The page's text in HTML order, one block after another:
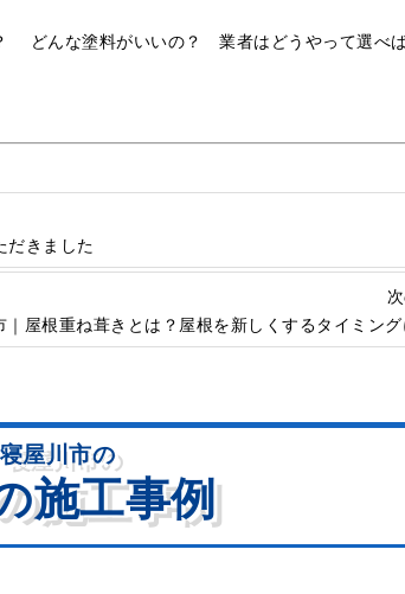
どんな塗料がいいの？ 業者はどうやって選べ
きました
｜屋根重ね葺きとは？屋根を新しくするタイミン
屋川市の
施工事例